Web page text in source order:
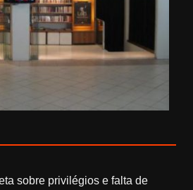
sobre privilégios e falta de